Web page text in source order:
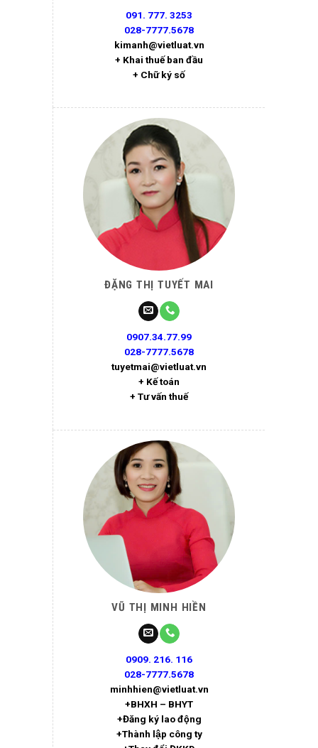
091. 777. 3253
028-7777.5678
kimanh@vietluat.vn
+ Khai thuế ban đầu
+ Chữ ký số
ĐẶNG THỊ TUYẾT MAI
0907.34.77.99
028-7777.5678
tuyetmai@vietluat.vn
+ Kế toán
+ Tư vấn thuế
VŨ THỊ MINH HIỀN
0909. 216. 116
028-7777.5678
minhhien@vietluat.vn
+BHXH – BHYT
+Đăng ký lao động
+Thành lập công ty